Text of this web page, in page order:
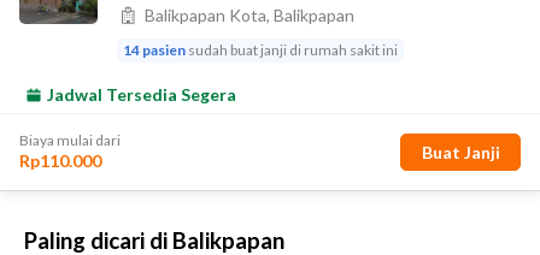
Paling dicari di Balikpapan